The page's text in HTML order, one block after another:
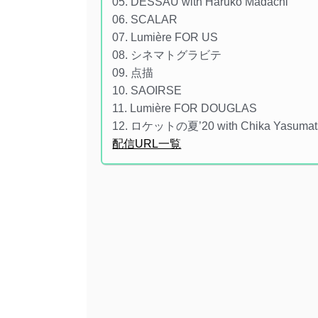
06. SCALAR
07. Lumière FOR US
08. シネマトグラビテ
09. 点描
10. SAOIRSE
11. Lumière FOR DOUGLAS
12. ロケットの夏’20 with Chika
配信URL一覧